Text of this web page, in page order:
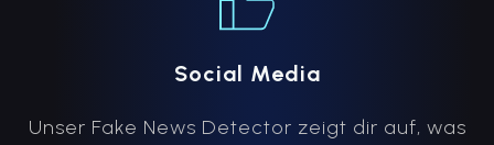
Social Media
Unser Fake News Detector zeigt dir auf, was